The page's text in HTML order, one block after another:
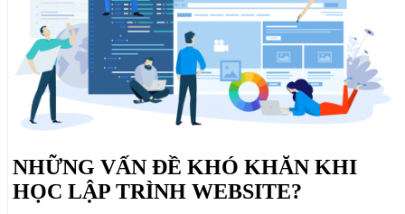
NHỮNG VẤN ĐỀ KHÓ KHĂN KHI
HỌC LẬP TRÌNH WEBSITE?